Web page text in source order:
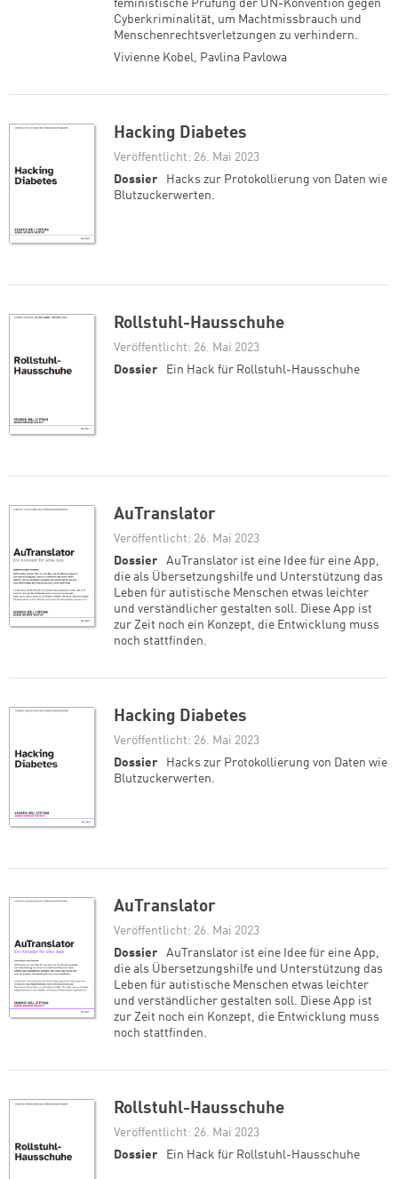
feministische Prüfung der UN-Konvention gegen
Cyberkriminalität, um Machtmissbrauch und
Menschenrechtsverletzungen zu verhindern.
Vivienne Kobel
Pavlina Pavlowa
Hacking Diabetes
Veröffentlicht: 26. Mai 2023
Dossier
Hacks zur Protokollierung von Daten wie
Blutzuckerwerten.
Rollstuhl-Hausschuhe
Veröffentlicht: 26. Mai 2023
Dossier
Ein Hack für Rollstuhl-Hausschuhe
AuTranslator
Veröffentlicht: 26. Mai 2023
Dossier
AuTranslator ist eine Idee für eine App,
die als Übersetzungshilfe und Unterstützung das
Leben für autistische Menschen etwas leichter
und verständlicher gestalten soll. Diese App ist
zur Zeit noch ein Konzept, die Entwicklung muss
noch stattfinden.
Hacking Diabetes
Veröffentlicht: 26. Mai 2023
Dossier
Hacks zur Protokollierung von Daten wie
Blutzuckerwerten.
AuTranslator
Veröffentlicht: 26. Mai 2023
Dossier
AuTranslator ist eine Idee für eine App,
die als Übersetzungshilfe und Unterstützung das
Leben für autistische Menschen etwas leichter
und verständlicher gestalten soll. Diese App ist
zur Zeit noch ein Konzept, die Entwicklung muss
noch stattfinden.
Rollstuhl-Hausschuhe
Veröffentlicht: 26. Mai 2023
Dossier
Ein Hack für Rollstuhl-Hausschuhe